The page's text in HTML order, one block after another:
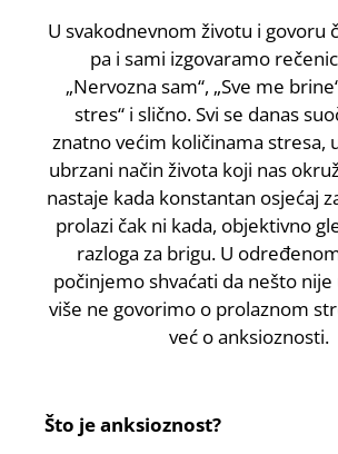
U svakodnevnom životu i govoru
pa i sami izgovaramo
„Nervozna sam“, „Sve me
stres“ i slično. Svi se danas
znatno većim količinama stresa,
ubrzani način života koji nas
nastaje kada konstantan osjećaj
prolazi čak ni kada, objektivno
razloga za brigu. U
počinjemo shvaćati da nešto
više ne govorimo o prolaznom
već o anksioznosti.
Što je anksioznost?